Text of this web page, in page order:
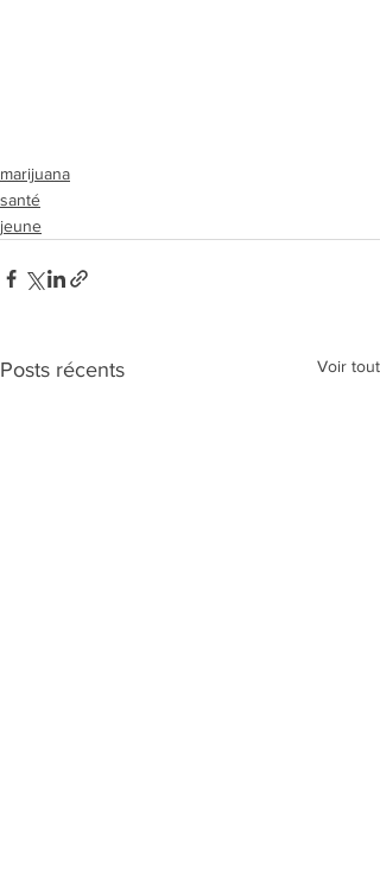
marijuana
santé
jeune
Posts récents Voir tout